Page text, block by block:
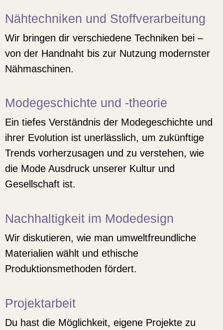
Nähtechniken und Stoffverarbeitung
Wir bringen dir verschiedene Techniken bei –
von der Handnaht bis zur Nutzung modernster
Nähmaschinen.
Modegeschichte und -theorie
Ein tiefes Verständnis der Modegeschichte und
ihrer Evolution ist unerlässlich, um zukünftige
Trends vorherzusagen und zu verstehen, wie
die Mode Ausdruck unserer Kultur und
Gesellschaft ist.
Nachhaltigkeit im Modedesign
Wir diskutieren, wie man umweltfreundliche
Materialien wählt und ethische
Produktionsmethoden fördert.
Projektarbeit
Du hast die Möglichkeit, eigene Projekte zu